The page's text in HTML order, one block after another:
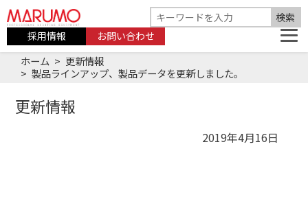
採用情報 お問い合わせ
ホーム
更新情報
製品ラインアップ、製品データを更新しました。
更新情報
2019年4月16日